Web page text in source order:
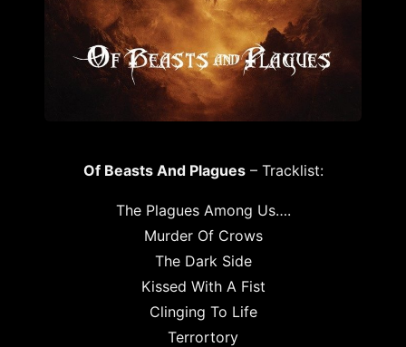
Of Beasts And Plagues– Tracklist:
The Plagues Among Us….
Murder Of Crows
The Dark Side
Kissed With A Fist
Clinging To Life
Terrortory